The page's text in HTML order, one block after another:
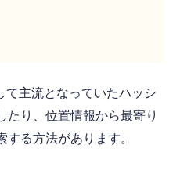
て主流となっていたハッシ
たり、位置情報から最寄り
る方法があります。